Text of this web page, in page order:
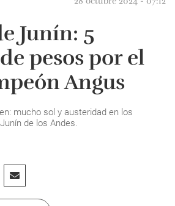
Junín: 5
pesos por el
Angus
mucho sol y austeridad en los
de los Andes.